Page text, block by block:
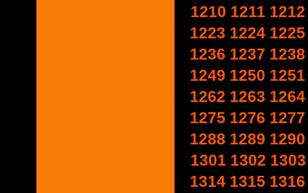
1210 1211 1212
1223 1224 1225
1236 1237 1238
1249 1250 1251
1262 1263 1264
1275 1276 1277
1288 1289 1290
1301 1302 1303
1314 1315 1316